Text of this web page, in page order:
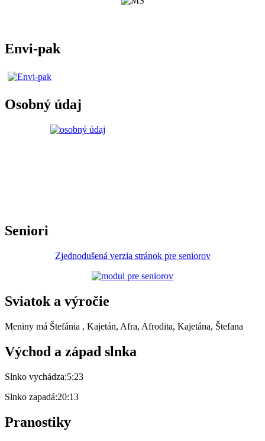
Envi-pak
Osobný údaj
Seniori
Zjednodušená verzia stránok pre seniorov
Sviatok a výročie
Meniny má Štefánia , Kajetán, Afra, Afrodita, Kajetána, Štefana
Východ a západ slnka
Slnko vychádza:5:23
Slnko zapadá:20:13
Pranostiky